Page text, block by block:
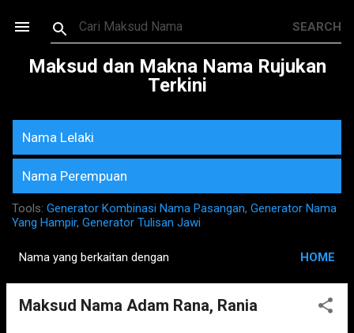
Skip to main content
Maksud dan Makna Nama Rujukan
Terkini
Nama Lelaki
Nama Perempuan
Tools: Generator Kombinasi Nama Pasangan, Generator Nama
Yang Hampir, Generator Tulisan Jawi
o
Nama yang berkaitan dengan HOME
Maksud Nama Adam Rana, Rania